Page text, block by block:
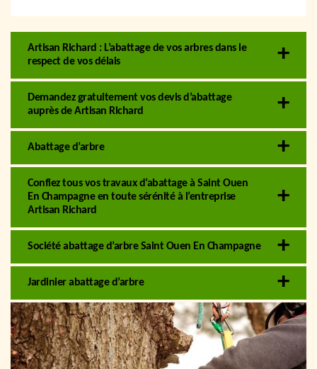
Artisan Richard : L’abattage de vos arbres dans le
respect de vos délais
Demandez gratuitement vos devis d’abattage
auprès de Artisan Richard
Abattage d’arbre
Confiez tous vos travaux d’abattage à Saint Ouen
En Champagne en toute sérénité à l’entreprise
Artisan Richard
Société abattage d’arbre Saint Ouen En Champagne
Jardinier abattage d’arbre